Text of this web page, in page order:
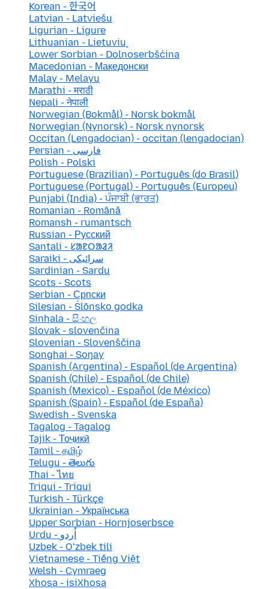
Korean - 한국어
Latvian - Latviešu
Ligurian - Ligure
Lithuanian - Lietuvių
Lower Sorbian - Dolnoserbšćina
Macedonian - Македонски
Malay - Melayu
Marathi - मराठी
Nepali - नेपाली
Norwegian (Bokmål) - Norsk bokmål
Norwegian (Nynorsk) - Norsk nynorsk
Occitan (Lengadocian) - occitan (lengadocian)
Persian - فارسی
Polish - Polski
Portuguese (Brazilian) - Português (do Brasil)
Portuguese (Portugal) - Português (Europeu)
Punjabi (India) - ਪੰਜਾਬੀ (ਭਾਰਤ)
Romanian - Română
Romansh - rumantsch
Russian - Русский
Santali - ᱥᱟᱱᱛᱟᱲᱤ
Saraiki - سرائیکی
Sardinian - Sardu
Scots - Scots
Serbian - Српски
Silesian - Ślōnsko godka
Sinhala - සිංහල
Slovak - slovenčina
Slovenian - Slovenščina
Songhai - Soŋay
Spanish (Argentina) - Español (de Argentina)
Spanish (Chile) - Español (de Chile)
Spanish (Mexico) - Español (de México)
Spanish (Spain) - Español (de España)
Swedish - Svenska
Tagalog - Tagalog
Tajik - Тоҷикӣ
Tamil - தமிழ்
Telugu - తెలుగు
Thai - ไทย
Triqui - Triqui
Turkish - Türkçe
Ukrainian - Українська
Upper Sorbian - Hornjoserbsce
Urdu - اُردو
Uzbek - Oʻzbek tili
Vietnamese - Tiếng Việt
Welsh - Cymraeg
Xhosa - isiXhosa